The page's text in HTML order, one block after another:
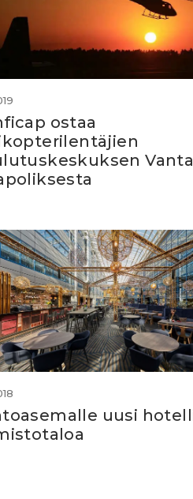
ostaa
uusi